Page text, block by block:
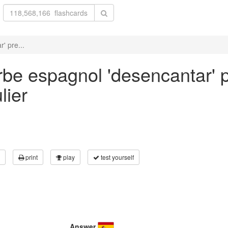
pre...
espagnol 'desencantar'
print play test yourself